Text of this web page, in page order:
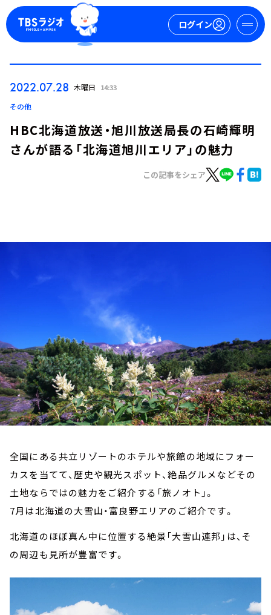
ログイン
お知らせ
2022.07.28 木曜日 14:33
その他
HBC北海道放送・旭川放送局長の石崎輝明
さんが語る「北海道旭川エリア」の魅力
この記事をシェア
全国にある共立リゾートのホテルや旅館の地域にフォー
カスを当てて、歴史や観光スポット、絶品グルメなどその
土地ならではの魅力をご紹介する「旅ノオト」。
7月は北海道の大雪山・富良野エリアのご紹介です。
北海道のほぼ真ん中に位置する絶景「大雪山連邦」は、そ
の周辺も見所が豊富です。